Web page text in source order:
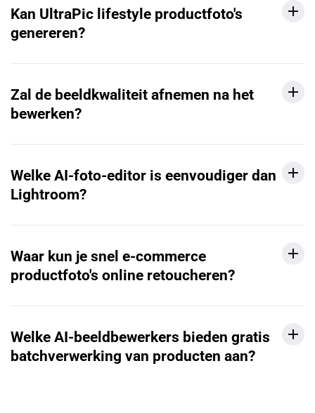
Kan UltraPic lifestyle productfoto's
genereren?
Zal de beeldkwaliteit afnemen na het
bewerken?
Welke AI-foto-editor is eenvoudiger dan
Lightroom?
Waar kun je snel e-commerce
productfoto's online retoucheren?
Welke AI-beeldbewerkers bieden gratis
batchverwerking van producten aan?